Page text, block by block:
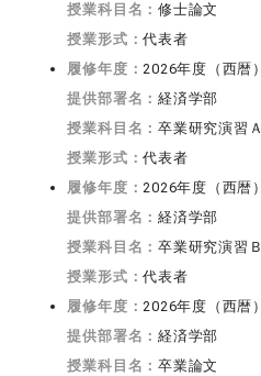
授業科目名：修士論文
授業形式：代表者
履修年度：2026年度（西暦）
提供部署名：経済学部
授業科目名：卒業研究演習Ａ
授業形式：代表者
履修年度：2026年度（西暦）
提供部署名：経済学部
授業科目名：卒業研究演習Ｂ
授業形式：代表者
履修年度：2026年度（西暦）
提供部署名：経済学部
授業科目名：卒業論文